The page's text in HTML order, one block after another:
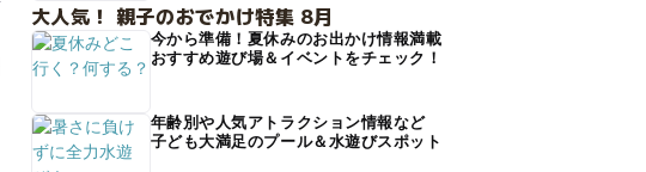
大人気！ 親子のおでかけ特集 8月
今から準備！夏休みのお出かけ情報満載
おすすめ遊び場＆イベントをチェック！
年齢別や人気アトラクション情報など
子ども大満足のプール＆水遊びスポット